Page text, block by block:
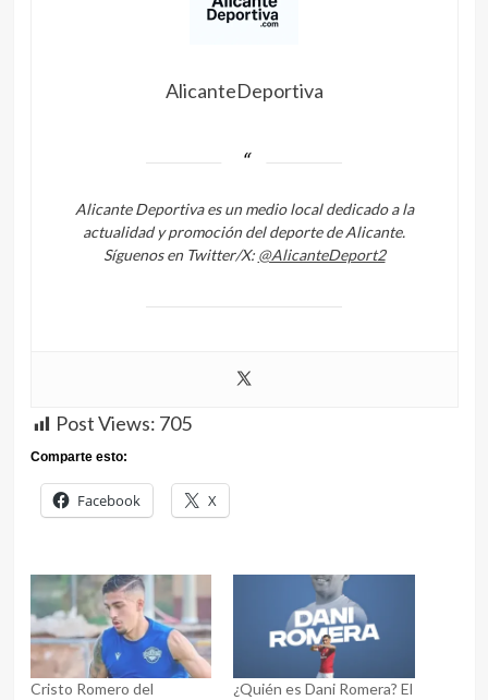
AlicanteDeportiva
Alicante Deportiva es un medio local dedicado a la
actualidad y promoción del deporte de Alicante.
Síguenos en Twitter/X: @AlicanteDeport2
Post Views: 705
Comparte esto:
Facebook X
Cristo Romero del
¿Quién es Dani Romera? El